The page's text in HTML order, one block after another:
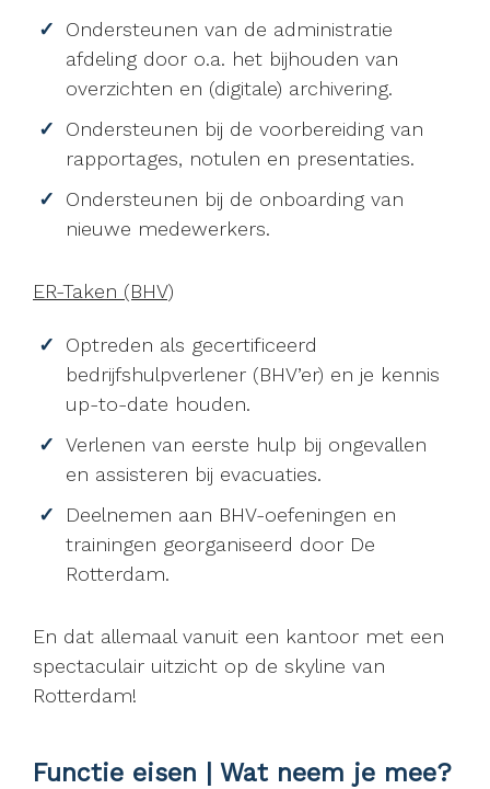
Ondersteunen van de administratie
afdeling door o.a. het bijhouden van
overzichten en (digitale) archivering.
Ondersteunen bij de voorbereiding van
rapportages, notulen en presentaties.
Ondersteunen bij de onboarding van
nieuwe medewerkers.
ER-Taken (BHV)
Optreden als gecertificeerd
bedrijfshulpverlener (BHV’er) en je kennis
up-to-date houden.
Verlenen van eerste hulp bij ongevallen
en assisteren bij evacuaties.
Deelnemen aan BHV-oefeningen en
trainingen georganiseerd door De
Rotterdam.
En dat allemaal vanuit een kantoor met een
spectaculair uitzicht op de skyline van
Rotterdam!
Functie eisen | Wat neem je mee?